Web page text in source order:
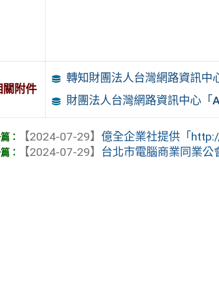
關附件
轉知財團法人台灣網路資訊中
財團法人台灣網路資訊中心「
【2024-07-29】億全企業社提供「
【2024-07-29】 台北市電腦商業同業公